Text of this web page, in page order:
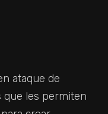
ataque de
que les permiten